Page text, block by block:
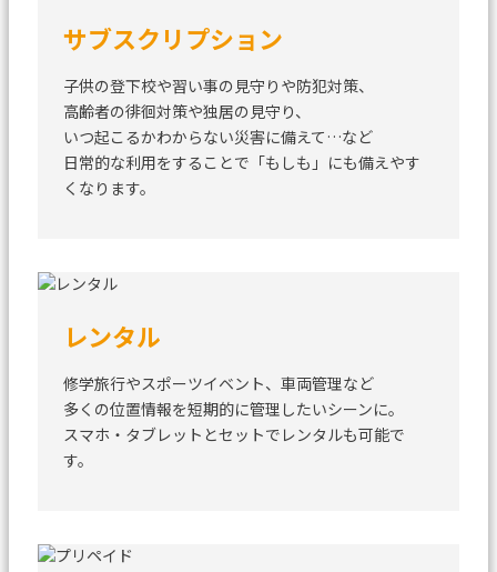
サブスクリプション
子供の登下校や習い事の見守りや防犯対策、
高齢者の徘徊対策や独居の見守り、
いつ起こるかわからない災害に備えて…など
日常的な利用をすることで「もしも」にも備えやす
くなります。
レンタル
修学旅行やスポーツイベント、車両管理など
多くの位置情報を短期的に管理したいシーンに。
スマホ・タブレットとセットでレンタルも可能で
す。